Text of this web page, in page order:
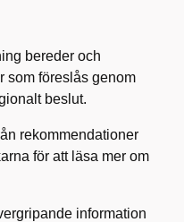
bereder och
som föreslås genom
beslut.
rekommendationer
för att läsa mer om
information